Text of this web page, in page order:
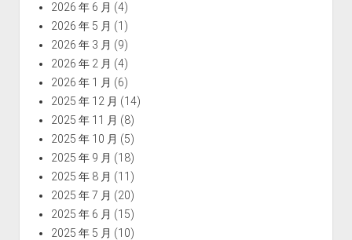
2026 年 6 月 (4)
2026 年 5 月 (1)
2026 年 3 月 (9)
2026 年 2 月 (4)
2026 年 1 月 (6)
2025 年 12 月 (14)
2025 年 11 月 (8)
2025 年 10 月 (5)
2025 年 9 月 (18)
2025 年 8 月 (11)
2025 年 7 月 (20)
2025 年 6 月 (15)
2025 年 5 月 (10)